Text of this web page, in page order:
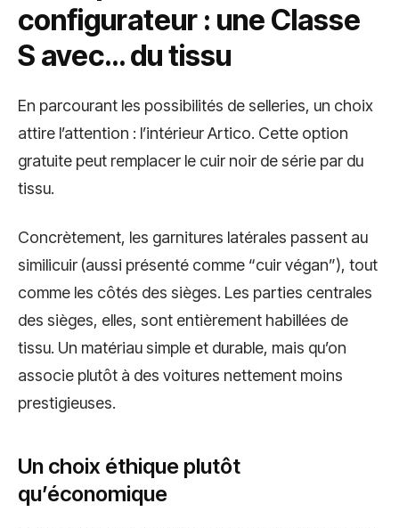
configurateur : une Classe
S avec… du tissu
En parcourant les possibilités de selleries, un choix
attire l’attention : l’intérieur Artico. Cette option
gratuite peut remplacer le cuir noir de série par du
tissu.
Concrètement, les garnitures latérales passent au
similicuir (aussi présenté comme “cuir végan”), tout
comme les côtés des sièges. Les parties centrales
des sièges, elles, sont entièrement habillées de
tissu. Un matériau simple et durable, mais qu’on
associe plutôt à des voitures nettement moins
prestigieuses.
Un choix éthique plutôt
qu’économique